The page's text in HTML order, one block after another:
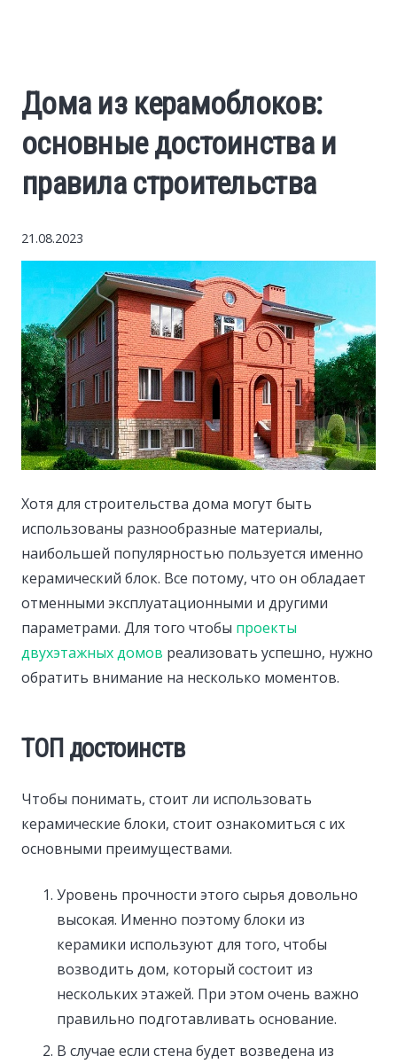
Construction
Society
Style
Tourism
Дома из керамоблоков:
основные достоинства и
правила строительства
21.08.2023
Хотя для строительства дома могут быть
использованы разнообразные материалы,
наибольшей популярностью пользуется именно
керамический блок. Все потому, что он обладает
отменными эксплуатационными и другими
параметрами. Для того чтобы проекты
двухэтажных домов реализовать успешно, нужно
обратить внимание на несколько моментов.
ТОП достоинств
Чтобы понимать, стоит ли использовать
керамические блоки, стоит ознакомиться с их
основными преимуществами.
Уровень прочности этого сырья довольно
высокая. Именно поэтому блоки из
керамики используют для того, чтобы
возводить дом, который состоит из
нескольких этажей. При этом очень важно
правильно подготавливать основание.
В случае если стена будет возведена из